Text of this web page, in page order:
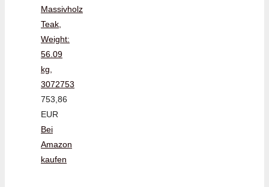
Massivholz
Teak,
Weight:
56.09
kg,
3072753
753,86
EUR
Bei
Amazon
kaufen